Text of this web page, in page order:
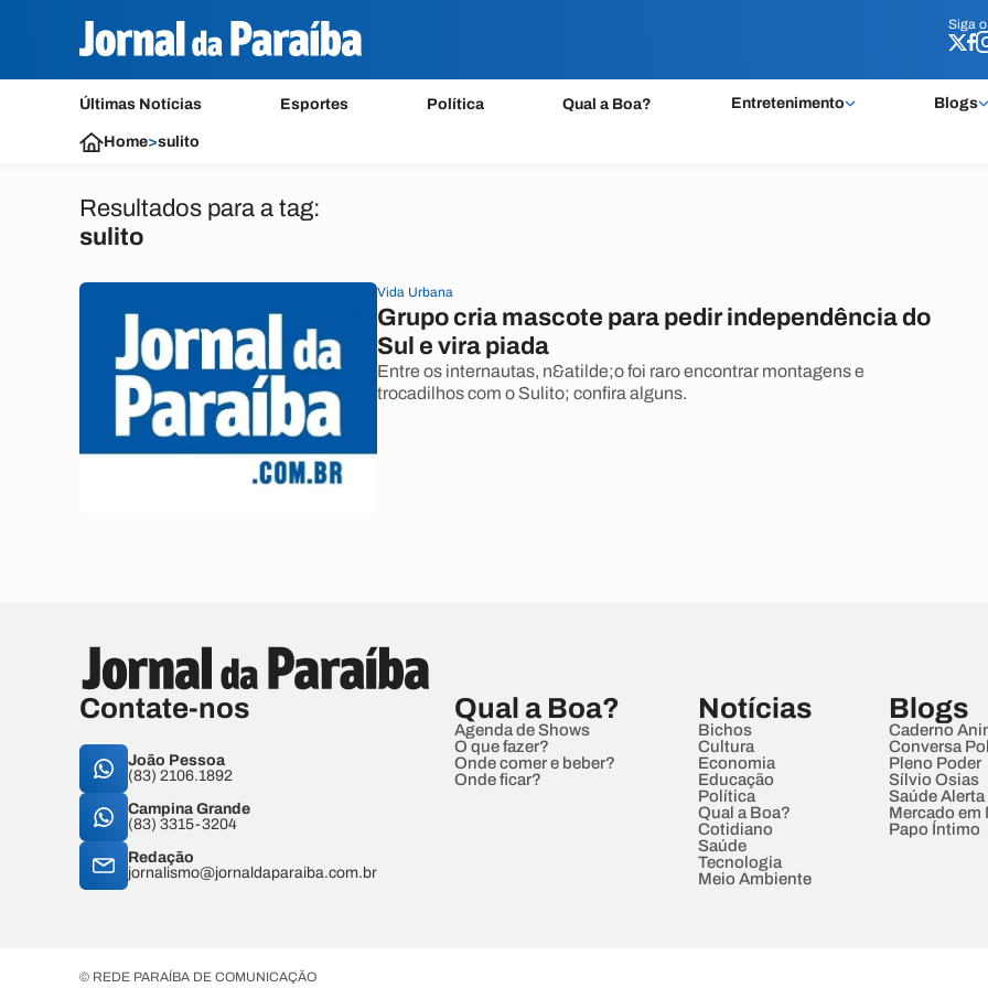
Siga o
Últimas Notícias Esportes Política Qual a Boa? Entretenimento Blogs
Siga o
Home>sulito
Resultados para a tag:
sulito
Vida Urbana
Grupo cria mascote para pedir independência do
Sul e vira piada
Entre os internautas, n&atilde;o foi raro encontrar montagens e
trocadilhos com o Sulito; confira alguns.
Contate-nos
João Pessoa
(83) 2106.1892
Campina Grande
(83) 3315-3204
Redação
jornalismo@jornaldaparaiba.com.br
Qual a Boa?
Agenda de Shows
O que fazer?
Onde comer e beber?
Onde ficar?
Notícias
Bichos
Cultura
Economia
Educação
Política
Qual a Boa?
Cotidiano
Saúde
Tecnologia
Meio Ambiente
Blogs
Caderno
Conversa
Pleno Poder
Sílvio Osias
Saúde Alerta
Mercado em
Papo Íntimo
© REDE PARAÍBA DE COMUNICAÇÃO